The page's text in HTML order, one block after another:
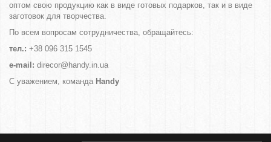
оптом свою продукцию как в виде готовых подарков, так и в виде
заготовок для творчества.
По всем вопросам сотрудничества, обращайтесь:
тел.: +38 096 315 1545
e-mail: direcor@handy.in.ua
С уважением, команда Handy